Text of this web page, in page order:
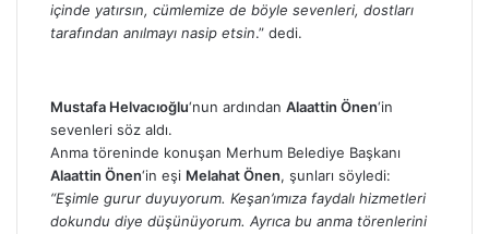
içinde yatırsın, cümlemize de böyle sevenleri, dostları
tarafından anılmayı nasip etsin.” dedi.
Mustafa Helvacıoğlu‘nun ardından Alaattin Önen‘in
sevenleri söz aldı.
Anma töreninde konuşan Merhum Belediye Başkanı
Alaattin Önen‘in eşi Melahat Önen, şunları söyledi:
“Eşimle gurur duyuyorum. Keşan’ımıza faydalı hizmetleri
dokundu diye düşünüyorum. Ayrıca bu anma törenlerini